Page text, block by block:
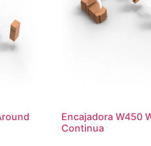
Encajadora W450
Continua